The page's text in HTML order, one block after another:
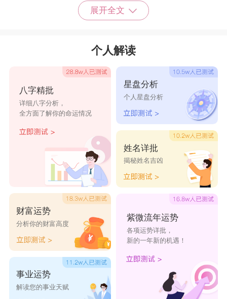
通华
玉子 电微
跃广 太祥 建相
迈硕 扬帝
硕仕 启长
傲安 娇玉娘珠宝玉器
恒雅斋玉器店 南红明月玉器店 翠艺珠宝玉器店
展开全文
个人解读
八字精批
详细八字分析，
全方面了解你的命运情况
财富运势
分析你的财富高度
事业运势
解读您的事业天赋
星盘分析
个人星盘分析
姓名详批
揭秘姓名吉凶
紫微流年运势
各项运势详批，
新的一年新的机遇！